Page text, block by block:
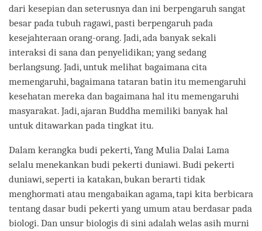
dari kesepian dan seterusnya dan ini berpengaruh sangat
besar pada tubuh ragawi, pasti berpengaruh pada
kesejahteraan orang-orang. Jadi, ada banyak sekali
interaksi di sana dan penyelidikan; yang sedang
berlangsung. Jadi, untuk melihat bagaimana cita
memengaruhi, bagaimana tataran batin itu memengaruhi
kesehatan mereka dan bagaimana hal itu memengaruhi
masyarakat. Jadi, ajaran Buddha memiliki banyak hal
untuk ditawarkan pada tingkat itu.
Dalam kerangka budi pekerti, Yang Mulia Dalai Lama
selalu menekankan budi pekerti duniawi. Budi pekerti
duniawi, seperti ia katakan, bukan berarti tidak
menghormati atau mengabaikan agama, tapi kita berbicara
tentang dasar budi pekerti yang umum atau berdasar pada
biologi. Dan unsur biologis di sini adalah welas asih murni